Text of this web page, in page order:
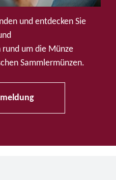
und entdecken Sie
um die Münze
Sammlermünzen.